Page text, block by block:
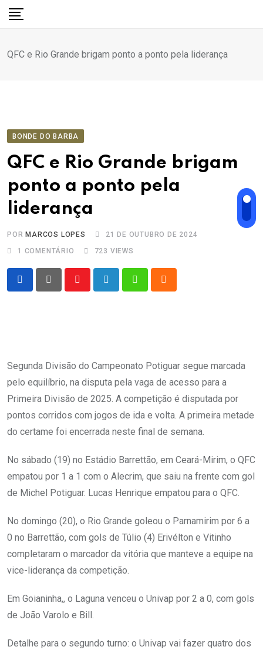
para
conteúdo
QFC e Rio Grande brigam ponto a ponto pela liderança
BONDE DO BARBA
QFC e Rio Grande brigam
ponto a ponto pela
liderança
POR MARCOS LOPES
21 DE OUTUBRO DE 2024
1
COMENTÁRIO 723 VIEWS
Segunda Divisão do Campeonato Potiguar segue marcada
pelo equilíbrio, na disputa pela vaga de acesso para a
Primeira Divisão de 2025. A competição é disputada por
pontos corridos com jogos de ida e volta. A primeira metade
do certame foi encerrada neste final de semana.
No sábado (19) no Estádio Barrettão, em Ceará-Mirim, o QFC
empatou por 1 a 1 com o Alecrim, que saiu na frente com gol
de Michel Potiguar. Lucas Henrique empatou para o QFC.
No domingo (20), o Rio Grande goleou o Parnamirim por 6 a
0 no Barrettão, com gols de Túlio (4) Erivélton e Vitinho
completaram o marcador da vitória que manteve a equipe na
vice-liderança da competição.
Em Goianinha,, o Laguna venceu o Univap por 2 a 0, com gols
de João Varolo e Bill.
Detalhe para o segundo turno: o Univap vai fazer quatro dos